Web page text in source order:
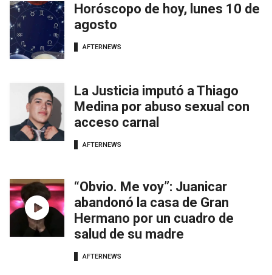
Horóscopo de hoy, lunes 10 de
agosto
AFTERNEWS
La Justicia imputó a Thiago
Medina por abuso sexual con
acceso carnal
AFTERNEWS
“Obvio. Me voy”: Juanicar
abandonó la casa de Gran
Hermano por un cuadro de
salud de su madre
AFTERNEWS